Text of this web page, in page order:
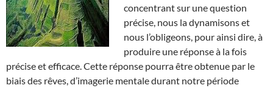
concentrant sur une question
précise, nous la dynamisons et
nous l’obligeons, pour ainsi dire, à
produire une réponse à la fois
précise et efficace. Cette réponse pourra être obtenue par le
biais des rêves, d’imagerie mentale durant notre période